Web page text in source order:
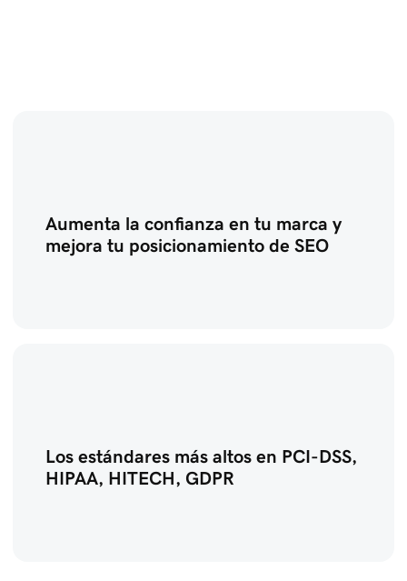
Aumenta la confianza en tu marca y
mejora tu posicionamiento de SEO
Los estándares más altos en PCI-DSS,
HIPAA, HITECH, GDPR